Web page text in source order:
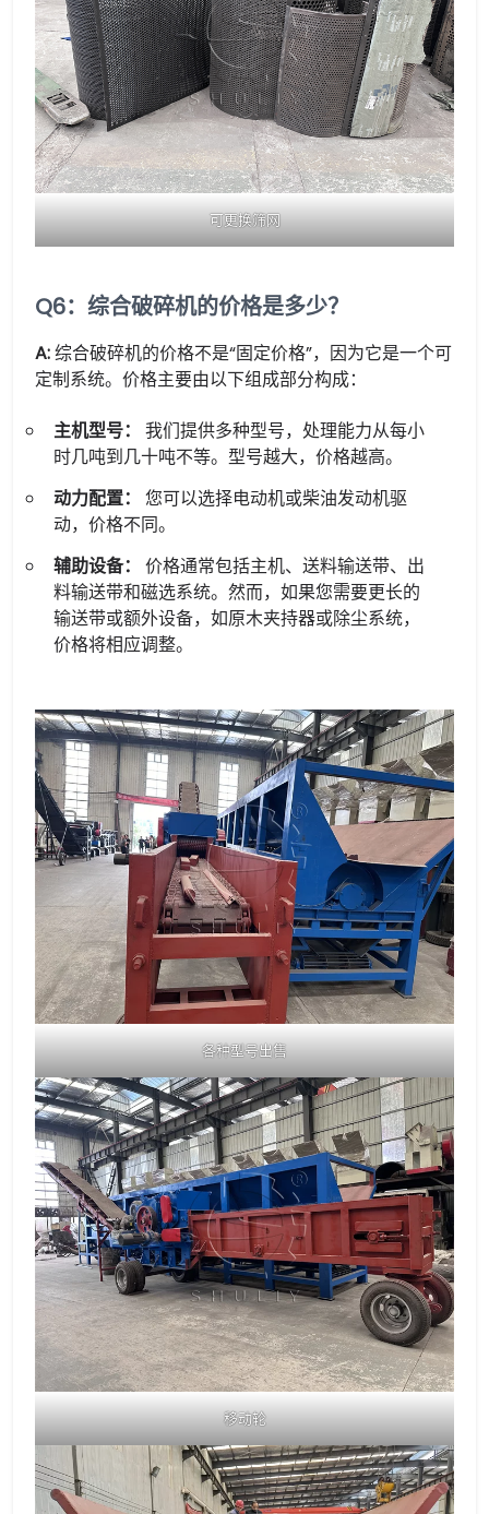
可更换筛网
Q6：综合破碎机的价格是多少？
A:综合破碎机的价格不是“固定价格”，因为它是一个可
定制系统。价格主要由以下组成部分构成：
主机型号：
我们提供多种型号，处理能力从每小
时几吨到几十吨不等。型号越大，价格越高。
动力配置： 您可以选择电动机或柴油发动机驱
动，价格不同。
辅助设备：
价格通常包括主机、送料输送带、出
料输送带和磁选系统。然而，如果您需要更长的
输送带或额外设备，如原木夹持器或除尘系统，
价格将相应调整。
各种型号出售
移动轮